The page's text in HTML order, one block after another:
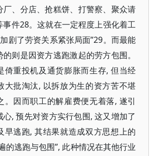
厂、分店、抢糕饼、打警察、聚众请
事件28。这就在一定程度上强化着工
剧了劳资关系紧张局面”29。而最能
则是因资方逃跑激起的劳方包围。
倚重投机及通货膨胀而生存, 但当经
大批淘汰, 以拆放为生的资方苦不堪
。因而职工的解雇费便无着落, 遂引
心, 预先对资方实行包围, 这又增加了
早逃跑, 其结果就造成双方思想上的
的逃跑与包围”, 此种情况在其他行业